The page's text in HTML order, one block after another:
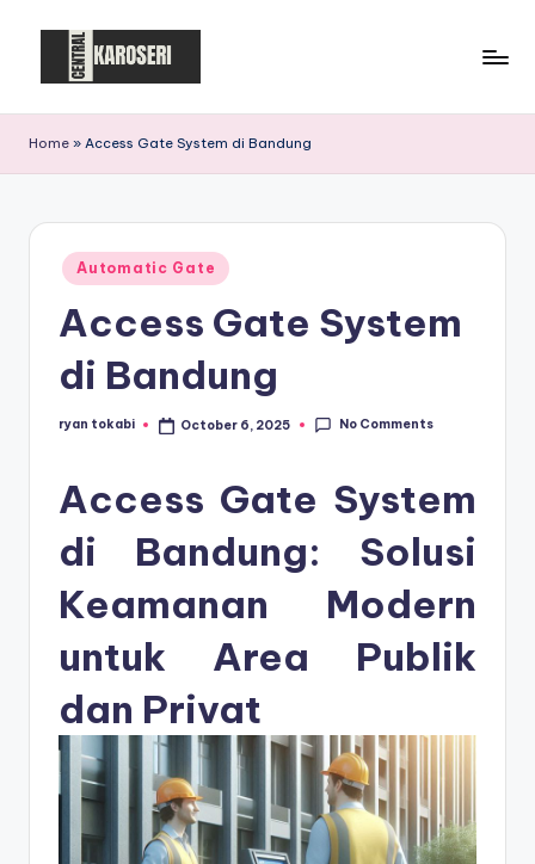
e
n
t
K
Home » Access Gate System di Bandung
Posted
in
Automatic Gate
Access Gate System
di Bandung
Posted
ryan tokabi October 6, 2025 No Comments
Access Gate System
di Bandung: Solusi
Keamanan Modern
untuk Area Publik
dan Privat